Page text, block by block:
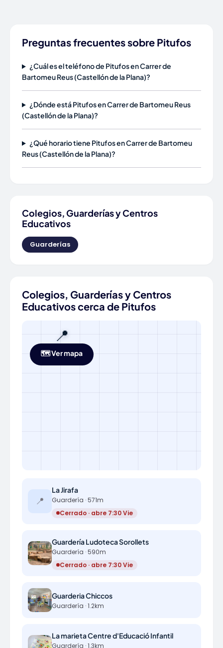
Preguntas frecuentes sobre Pitufos
¿Cuál es el teléfono de Pitufos en Carrer de
Bartomeu Reus (Castellón de la Plana)?
¿Dónde está Pitufos en Carrer de Bartomeu Reus
(Castellón de la Plana)?
¿Qué horario tiene Pitufos en Carrer de Bartomeu
Reus (Castellón de la Plana)?
Colegios, Guarderías y Centros
Educativos
Guarderías
Colegios, Guarderías y Centros
Educativos cerca de Pitufos
📍
🗺️ Ver mapa
📍
La Jirafa
Guardería · 571m
Cerrado · abre 7:30 Vie
Guardería Ludoteca Sorollets
Guardería · 590m
Cerrado · abre 7:30 Vie
Guarderia Chiccos
Guardería · 1.2km
La marieta Centre d'Educació Infantil
Guardería · 1.3km